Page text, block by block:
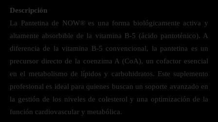
Descripción
La Pantetina de NOW® es una forma biológicamente activa y
altamente absorbible de la vitamina B-5 (ácido pantoténico). A
diferencia de la vitamina B-5 convencional, la pantetina es un
precursor directo de la coenzima A (CoA), un cofactor esencial
en el metabolismo de lípidos y carbohidratos. Este suplemento
profesional es ideal para quienes buscan un soporte avanzado en
la gestión de los niveles de colesterol y una optimización de la
función cardiovascular y metabólica.